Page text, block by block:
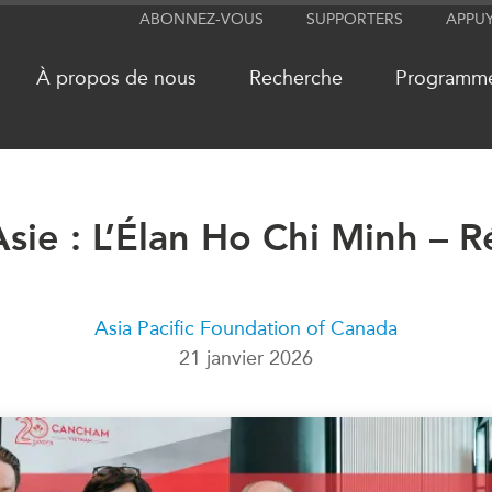
ABONNEZ-VOUS SUPPORTERS
À propos de nous Recherche
RÉSEAUX
PECC
CSCAP
MÉDIAS
Podcast
: L’Élan Ho Chi Minh –
Asia Pacific Foundation of Canada
21 janvier 2026